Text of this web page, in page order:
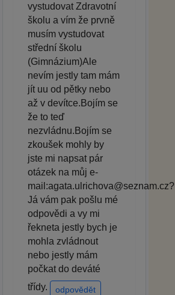
vystudovat Zdravotní
školu a vím že prvně
musím vystudovat
střední školu
(Gimnázium)Ale
nevím jestly tam mám
jít uu od pětky nebo
až v devítce.Bojím se
že to teď
nezvládnu.Bojím se
zkoušek mohly by
jste mi napsat pár
otázek na můj e-
mail:agata.ulrichova@seznam.cz?
Já vám pak pošlu mé
odpovědi a vy mi
řekneta jestly bych je
mohla zvládnout
nebo jestly mám
počkat do deváté
třídy.
odpovědět